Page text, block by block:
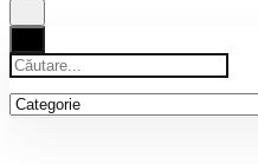
Căutare
pentru